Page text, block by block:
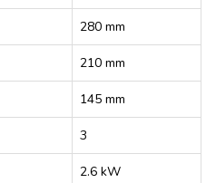
280 mm
210 mm
145 mm
3
2.6 kW